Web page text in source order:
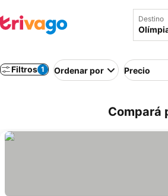
Destino
Filtros 1 Ordenar por Precio
Compará